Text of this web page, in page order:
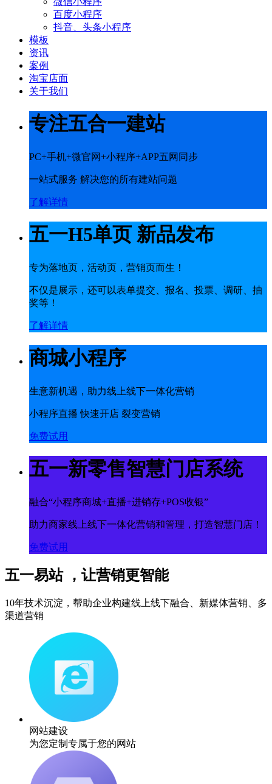
百度小程序
抖音、头条小程序
模板
资讯
案例
淘宝店面
关于我们
专注五合一建站
PC+手机+微官网+小程序+APP五网同步
一站式服务 解决您的所有建站问题
了解详情
五一H5单页 新品发布
专为落地页，活动页，营销页而生！
不仅是展示，还可以表单提交、报名、投票、调研、抽
奖等！
了解详情
商城小程序
生意新机遇，助力线上线下一体化营销
小程序直播 快速开店 裂变营销
免费试用
五一新零售智慧门店系统
融合“小程序商城+直播+进销存+POS收银”
助力商家线上线下一体化营销和管理，打造智慧门店！
免费试用
五一易站 ，让营销更智能
10年技术沉淀，帮助企业构建线上线下融合、新媒体营销、多
渠道营销
网站建设
为您定制专属于您的网站